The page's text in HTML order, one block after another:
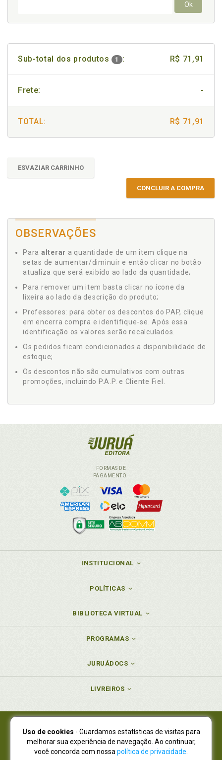
Ok
Sub-total dos produtos 1 : R$ 71,91
Frete: -
TOTAL: R$ 71,91
ESVAZIAR CARRINHO
CONCLUIR A COMPRA
OBSERVAÇÕES
Para alterar a quantidade de um item clique na
setas de aumentar/diminuir e então clicar no botão
atualiza que será exibido ao lado da quantidade;
Para remover um item basta clicar no ícone da
lixeira ao lado da descrição do produto;
Professores: para obter os descontos do PAP, clique
em encerra compra e identifique-se. Após essa
identificação os valores serão recalculados.
Os pedidos ficam condicionados a disponibilidade de
estoque;
Os descontos não são cumulativos com outras
promoções, incluindo P.A.P. e Cliente Fiel.
FORMAS DE
PAGAMENTO
INSTITUCIONAL
POLÍTICAS
BIBLIOTECA VIRTUAL
PROGRAMAS
JURUÁDOCS
LIVREIROS
Juruá Editora Ltda., CNPJ 77.535.508/0001-19
Juruá Informática Ltda., CNPJ 01.701.561/0001-80
NOVO ENDEREÇO:R. Flávio Dallegrave, 7665, São Lourenço |
Uso de cookies - Guardamos estatísticas de visitas para
melhorar sua experiência de navegação. Ao continuar,
você concorda com nossa política de privacidade